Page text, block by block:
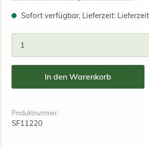
Sofort verfügbar, Lieferzeit:
In den Warenkorb
Produktnummer:
SF11220